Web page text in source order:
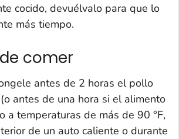
cocido, devuélvalo para que lo
más tiempo.
comer
antes de 2 horas el pollo
antes de una hora si el alimento
a temperaturas de más de 90 °F,
de un auto caliente o durante